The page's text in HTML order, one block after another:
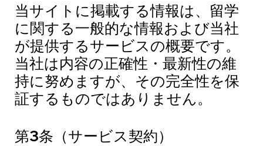
当サイトに掲載する情報は、留学
に関する一般的な情報および当社
が提供するサービスの概要です。
当社は内容の正確性・最新性の維
持に努めますが、その完全性を保
証するものではありません。
第3条（サービス契約）